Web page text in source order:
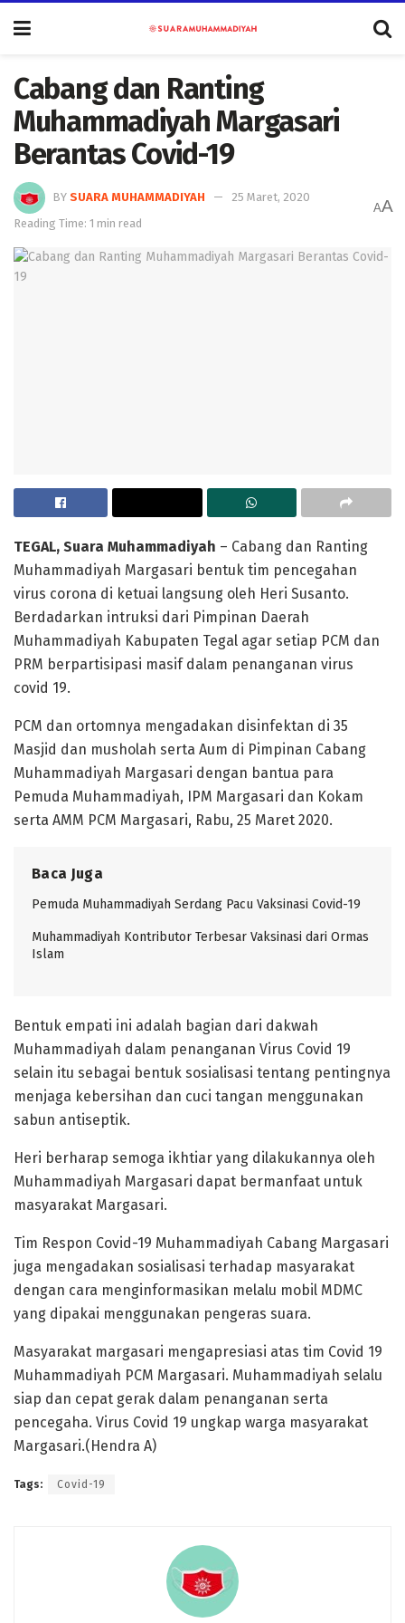
Cabang dan Ranting
Muhammadiyah Margasari
Berantas Covid-19
BY SUARA MUHAMMADIYAH
25 Maret, 2020
Reading Time: 1 min read
AA
TEGAL, Suara Muhammadiyah – Cabang dan Ranting
Muhammadiyah Margasari bentuk tim pencegahan
virus corona di ketuai langsung oleh Heri Susanto.
Berdadarkan intruksi dari Pimpinan Daerah
Muhammadiyah Kabupaten Tegal agar setiap PCM dan
PRM berpartisipasi masif dalam penanganan virus
covid 19.
PCM dan ortomnya mengadakan disinfektan di 35
Masjid dan musholah serta Aum di Pimpinan Cabang
Muhammadiyah Margasari dengan bantua para
Pemuda Muhammadiyah, IPM Margasari dan Kokam
serta AMM PCM Margasari, Rabu, 25 Maret 2020.
Baca Juga
Pemuda Muhammadiyah Serdang Pacu Vaksinasi Covid-19
Muhammadiyah Kontributor Terbesar Vaksinasi dari Ormas
Islam
Bentuk empati ini adalah bagian dari dakwah
Muhammadiyah dalam penanganan Virus Covid 19
selain itu sebagai bentuk sosialisasi tentang pentingnya
menjaga kebersihan dan cuci tangan menggunakan
sabun antiseptik.
Heri berharap semoga ikhtiar yang dilakukannya oleh
Muhammadiyah Margasari dapat bermanfaat untuk
masyarakat Margasari.
Tim Respon Covid-19 Muhammadiyah Cabang Margasari
juga mengadakan sosialisasi terhadap masyarakat
dengan cara menginformasikan melalu mobil MDMC
yang dipakai menggunakan pengeras suara.
Masyarakat margasari mengapresiasi atas tim Covid 19
Muhammadiyah PCM Margasari. Muhammadiyah selalu
siap dan cepat gerak dalam penanganan serta
pencegaha. Virus Covid 19 ungkap warga masyarakat
Margasari.(Hendra A)
Tags: Covid-19